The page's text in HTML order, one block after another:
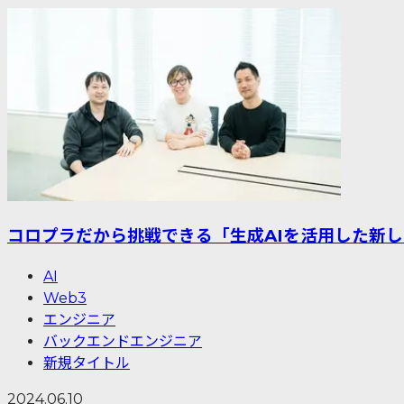
コロプラだから挑戦できる「生成AIを活用した新
AI
Web3
エンジニア
バックエンドエンジニア
新規タイトル
2024.06.10